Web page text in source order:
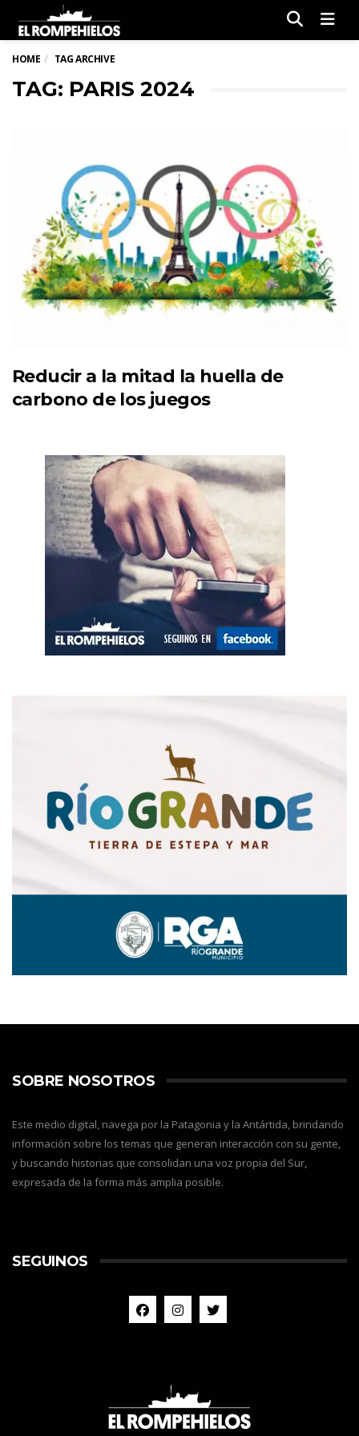
HOME TAG ARCHIVE
TAG: PARIS 2024
Reducir a la mitad la huella de
carbono de los juegos
SOBRE NOSOTROS
Este medio digital, navega por la Patagonia y la Antártida, brindando
información sobre los temas que generan interacción con su gente,
y buscando historias que consolidan una voz propia del Sur,
expresada de la forma más amplia posible.
SEGUINOS